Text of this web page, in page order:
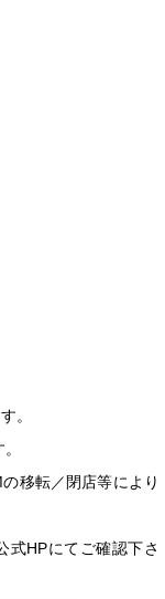
。
移転／閉店等により
HPにてご確認下さ